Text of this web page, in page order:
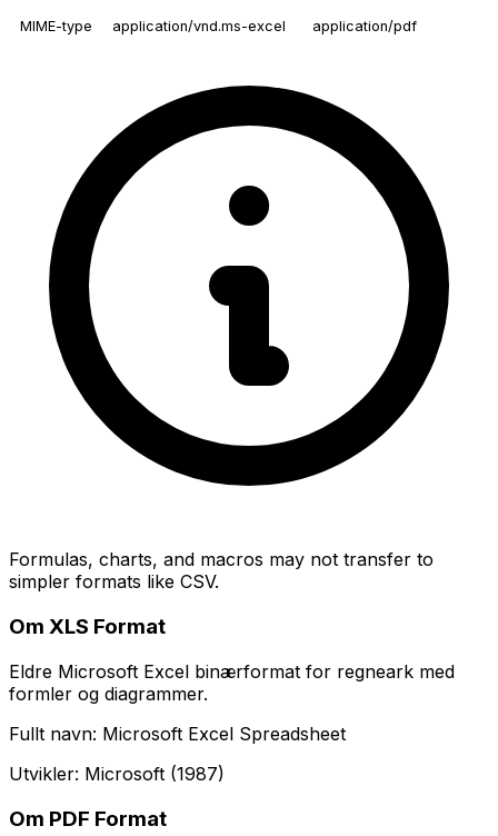
MIME-type application/vnd.ms-excel application/pdf
Formulas, charts, and macros may not transfer to
simpler formats like CSV.
Om XLS Format
Eldre Microsoft Excel binærformat for regneark med
formler og diagrammer.
Fullt navn: Microsoft Excel Spreadsheet
Utvikler: Microsoft (1987)
Om PDF Format